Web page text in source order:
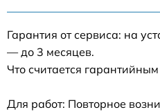
Гарантия от сервиса: на
— до 3 месяцев.
Что считается
Для работ: Повторное